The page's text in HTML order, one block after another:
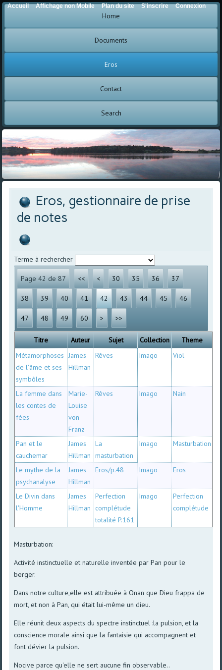
Home
Documents
Eros
Contact
Search
Eros, gestionnaire de prise
de notes
Terme à rechercher
Page 42 de 87 << < 30 35 36 37
38 39 40 41 42 43 44 45 46
47 48 49 60 > >>
Titre Auteur Sujet Collection
Theme
Métamorphoses
de l'âme et ses
symbôles
James
Hillman
Rêves Imago Viol
La femme dans
les contes de
fées
Marie-
Louise
von
Franz
Rêves Imago Nain
Pan et le
cauchemar
James
Hillman
La
masturbation
Imago Masturbation
Le mythe de la
psychanalyse
James
Hillman
Eros/p.48 Imago Eros
Le Divin dans
l'Homme
James
Hillman
Perfection
complétude
totalité P.161
Imago
Perfection
complétude
Masturbation:
Activité instinctuelle et naturelle inventée par Pan pour le
berger.
Dans notre culture,elle est attribuée à Onan que Dieu frappa de
mort, et non à Pan, qui était lui-même un dieu.
Elle réunit deux aspects du spectre instinctuel :la pulsion, et la
conscience morale ainsi que la fantaisie qui accompagnent et
font dévier la pulsion.
Nocive parce qu'elle ne sert aucune fin observable..
Accueil Affichage non Mobile Plan du site S'inscrire Connexion